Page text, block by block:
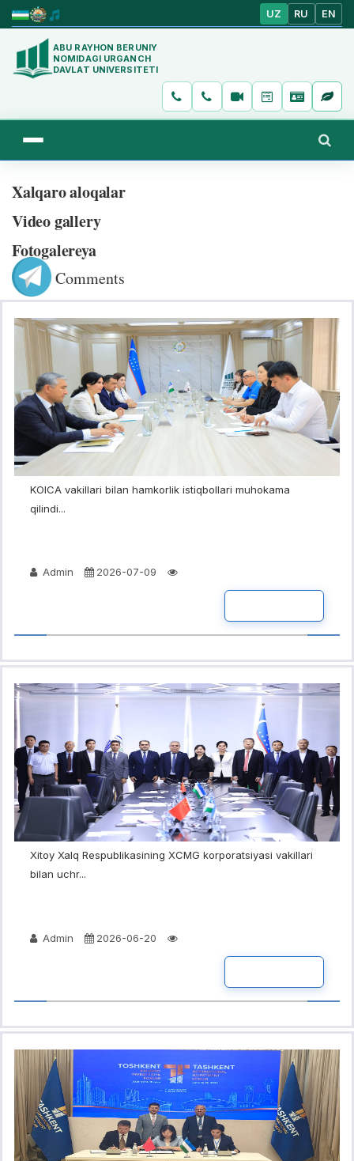
UZ RU EN
ABU RAYHON BERUNIY
NOMIDAGI URGANCH
DAVLAT UNIVERSITETI
Xalqaro aloqalar
Video gallery
Fotogalereya
Comments
KOICA vakillari bilan hamkorlik istiqbollari muhokama
qilindi...
Admin 2026-07-09
Xitoy Xalq Respublikasining XCMG korporatsiyasi vakillari
bilan uchr...
Admin 2026-06-20